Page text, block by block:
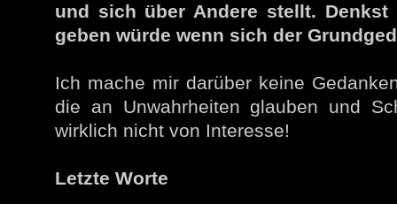
und sich über Andere stellt.
geben würde wenn sich der
Ich mache mir darüber keine
die an Unwahrheiten glauben und
wirklich nicht von Interesse!
Letzte Worte